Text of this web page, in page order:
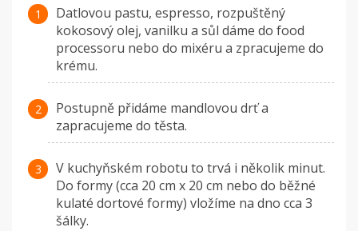
Datlovou pastu, espresso, rozpuštěný
kokosový olej, vanilku a sůl dáme do food
processoru nebo do mixéru a zpracujeme do
krému.
Postupně přidáme mandlovou drť a
zapracujeme do těsta.
V kuchyňském robotu to trvá i několik minut.
Do formy (cca 20 cm x 20 cm nebo do běžné
kulaté dortové formy) vložíme na dno cca 3
šálky.